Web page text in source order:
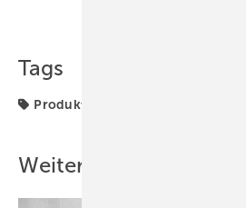
Tags
Produkte
Weitere Inhalte